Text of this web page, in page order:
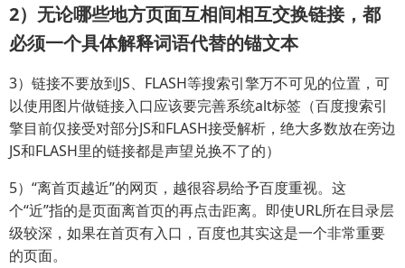
2）无论哪些地方页面互相间相互交换链接，都
必须一个具体解释词语代替的锚文本
3）链接不要放到JS、FLASH等搜索引擎万不可见的位置，可
以使用图片做链接入口应该要完善系统alt标签（百度搜索引
擎目前仅接受对部分JS和FLASH接受解析，绝大多数放在旁边
JS和FLASH里的链接都是声望兑换不了的）
5）“离首页越近”的网页，越很容易给予百度重视。这
个“近”指的是页面离首页的再点击距离。即使URL所在目录层
级较深，如果在首页有入口，百度也其实这是一个非常重要
的页面。